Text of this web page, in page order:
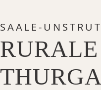
SAALE-